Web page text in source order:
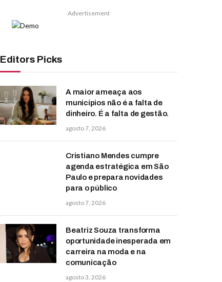
Advertisement
Editors Picks
A maior ameaça aos
municípios não é a falta de
dinheiro. É a falta de gestão.
agosto 7, 2026
Cristiano Mendes cumpre
agenda estratégica em São
Paulo e prepara novidades
para o público
agosto 7, 2026
Beatriz Souza transforma
oportunidade inesperada em
carreira na moda e na
comunicação
agosto 3, 2026